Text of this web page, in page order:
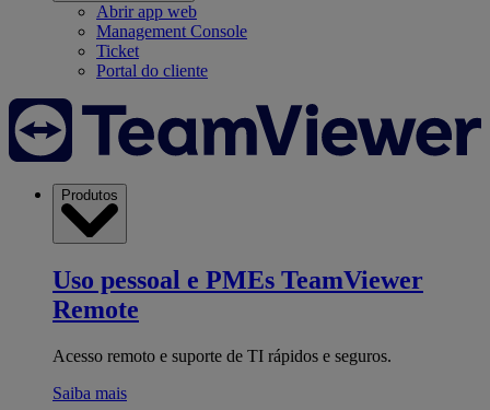
Abrir app web
Management Console
Ticket
Portal do cliente
Produtos
Uso pessoal e PMEs TeamViewer
Remote
Acesso remoto e suporte de TI rápidos e seguros.
Saiba mais